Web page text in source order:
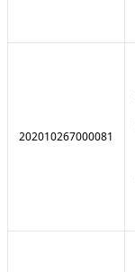
202010267000081